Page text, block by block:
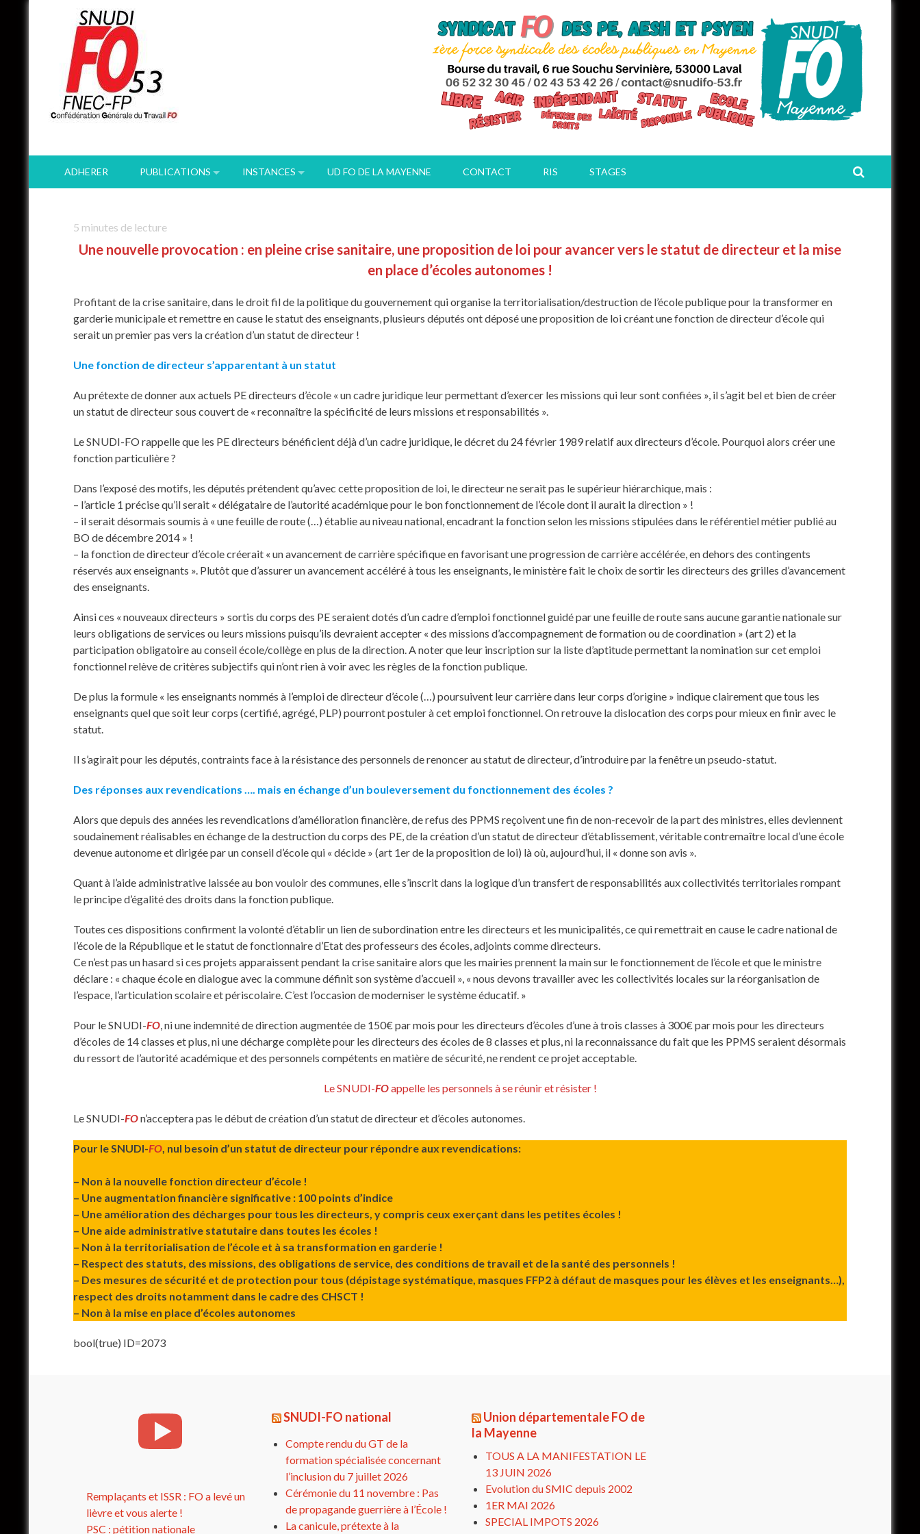
ADHERER PUBLICATIONS INSTANCES UD FO DE LA MAYENNE CONTACT RIS STAGES
5 minutes de lecture
Une nouvelle provocation : en pleine crise sanitaire, une proposition de loi pour avancer vers le statut de directeur et la mise
en place d’écoles autonomes !
Profitant de la crise sanitaire, dans le droit fil de la politique du gouvernement qui organise la territorialisation/destruction de l’école publique pour la transformer en
garderie municipale et remettre en cause le statut des enseignants, plusieurs députés ont déposé une proposition de loi créant une fonction de directeur d’école qui
serait un premier pas vers la création d’un statut de directeur !
Une fonction de directeur s’apparentant à un statut
Au prétexte de donner aux actuels PE directeurs d’école « un cadre juridique leur permettant d’exercer les missions qui leur sont confiées », il s’agit bel et bien de créer
un statut de directeur sous couvert de « reconnaître la spécificité de leurs missions et responsabilités ».
Le SNUDI-FO rappelle que les PE directeurs bénéficient déjà d’un cadre juridique, le décret du 24 février 1989 relatif aux directeurs d’école. Pourquoi alors créer une
fonction particulière ?
Dans l’exposé des motifs, les députés prétendent qu’avec cette proposition de loi, le directeur ne serait pas le supérieur hiérarchique, mais :
– l’article 1 précise qu’il serait « délégataire de l’autorité académique pour le bon fonctionnement de l’école dont il aurait la direction » !
– il serait désormais soumis à « une feuille de route (…) établie au niveau national, encadrant la fonction selon les missions stipulées dans le référentiel métier publié au
BO de décembre 2014 » !
– la fonction de directeur d’école créerait « un avancement de carrière spécifique en favorisant une progression de carrière accélérée, en dehors des contingents
réservés aux enseignants ». Plutôt que d’assurer un avancement accéléré à tous les enseignants, le ministère fait le choix de sortir les directeurs des grilles d’avancement
des enseignants.
Ainsi ces « nouveaux directeurs » sortis du corps des PE seraient dotés d’un cadre d’emploi fonctionnel guidé par une feuille de route sans aucune garantie nationale sur
leurs obligations de services ou leurs missions puisqu’ils devraient accepter « des missions d’accompagnement de formation ou de coordination » (art 2) et la
participation obligatoire au conseil école/collège en plus de la direction. A noter que leur inscription sur la liste d’aptitude permettant la nomination sur cet emploi
fonctionnel relève de critères subjectifs qui n’ont rien à voir avec les règles de la fonction publique.
De plus la formule « les enseignants nommés à l’emploi de directeur d’école (…) poursuivent leur carrière dans leur corps d’origine » indique clairement que tous les
enseignants quel que soit leur corps (certifié, agrégé, PLP) pourront postuler à cet emploi fonctionnel. On retrouve la dislocation des corps pour mieux en finir avec le
statut.
Il s’agirait pour les députés, contraints face à la résistance des personnels de renoncer au statut de directeur, d’introduire par la fenêtre un pseudo-statut.
Des réponses aux revendications …. mais en échange d’un bouleversement du fonctionnement des écoles ?
Alors que depuis des années les revendications d’amélioration financière, de refus des PPMS reçoivent une fin de non-recevoir de la part des ministres, elles deviennent
soudainement réalisables en échange de la destruction du corps des PE, de la création d’un statut de directeur d’établissement, véritable contremaître local d’une école
devenue autonome et dirigée par un conseil d’école qui « décide » (art 1er de la proposition de loi) là où, aujourd’hui, il « donne son avis ».
Quant à l’aide administrative laissée au bon vouloir des communes, elle s’inscrit dans la logique d’un transfert de responsabilités aux collectivités territoriales rompant
le principe d’égalité des droits dans la fonction publique.
Toutes ces dispositions confirment la volonté d’établir un lien de subordination entre les directeurs et les municipalités, ce qui remettrait en cause le cadre national de
l’école de la République et le statut de fonctionnaire d’Etat des professeurs des écoles, adjoints comme directeurs.
Ce n’est pas un hasard si ces projets apparaissent pendant la crise sanitaire alors que les mairies prennent la main sur le fonctionnement de l’école et que le ministre
déclare : « chaque école en dialogue avec la commune définit son système d’accueil », « nous devons travailler avec les collectivités locales sur la réorganisation de
l’espace, l’articulation scolaire et périscolaire. C’est l’occasion de moderniser le système éducatif. »
Pour le SNUDI-FO, ni une indemnité de direction augmentée de 150€ par mois pour les directeurs d’écoles d’une à trois classes à 300€ par mois pour les directeurs
d’écoles de 14 classes et plus, ni une décharge complète pour les directeurs des écoles de 8 classes et plus, ni la reconnaissance du fait que les PPMS seraient désormais
du ressort de l’autorité académique et des personnels compétents en matière de sécurité, ne rendent ce projet acceptable.
Le SNUDI-FOappelle les personnels à se réunir et résister !
Le SNUDI-FOn’acceptera pas le début de création d’un statut de directeur et d’écoles autonomes.
Pour le SNUDI-FO, nul besoin d’un statut de directeur pour répondre aux revendications:
– Non à la nouvelle fonction directeur d’école !
– Une augmentation financière significative : 100 points d’indice
– Une amélioration des décharges pour tous les directeurs, y compris ceux exerçant dans les petites écoles !
– Une aide administrative statutaire dans toutes les écoles !
– Non à la territorialisation de l’école et à sa transformation en garderie !
– Respect des statuts, des missions, des obligations de service, des conditions de travail et de la santé des personnels !
– Des mesures de sécurité et de protection pour tous (dépistage systématique, masques FFP2 à défaut de masques pour les élèves et les enseignants…),
respect des droits notamment dans le cadre des CHSCT !
– Non à la mise en place d’écoles autonomes
bool(true) ID=2073
Remplaçants et ISSR : FO a levé un
lièvre et vous alerte !
PSC : pétition nationale
SNUDI-FO national
Compte rendu du GT de la
formation spécialisée concernant
l’inclusion du 7 juillet 2026
Cérémonie du 11 novembre : Pas
de propagande guerrière à l’École !
La canicule, prétexte à la
Union départementale FO de
la Mayenne
TOUS A LA MANIFESTATION LE
13 JUIN 2026
Evolution du SMIC depuis 2002
1ER MAI 2026
SPECIAL IMPOTS 2026